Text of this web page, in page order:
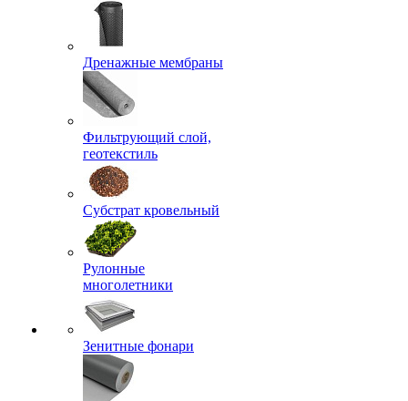
Дренажные мембраны
Фильтрующий слой,
геотекстиль
Субстрат кровельный
Рулонные
многолетники
Зенитные фонари